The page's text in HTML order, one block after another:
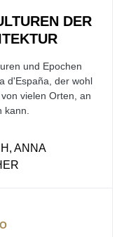
DER
und Epochen
d'España, der wohl
vielen Orten, an
ANNA